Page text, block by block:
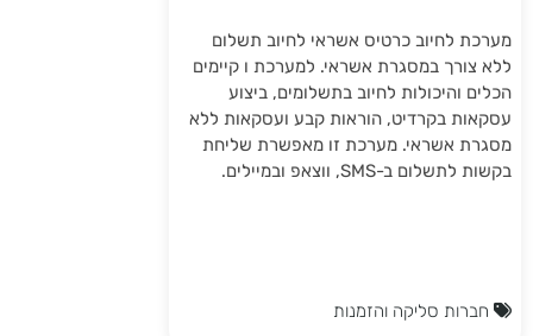
מערכת לחיוב כרטיס אשראי לחיוב תשלום
ללא צורך במסגרת אשראי. למערכת ו קיימים
הכלים והיכולות לחיוב בתשלומים, ביצוע
עסקאות בקרדיט, הוראות קבע ועסקאות ללא
מסגרת אשראי. מערכת זו מאפשרת שליחת
בקשות לתשלום ב-SMS, ווצאפ ובמיילים.
חברות סליקה והזמנות